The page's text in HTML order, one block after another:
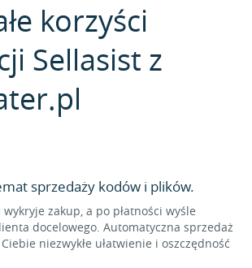
korzyści
Sellasist z
sprzedaży kodów i plików.
zakup, a po płatności wyśle
docelowego. Automatyczna sprzedaż
niezwykłe ułatwienie i oszczędność